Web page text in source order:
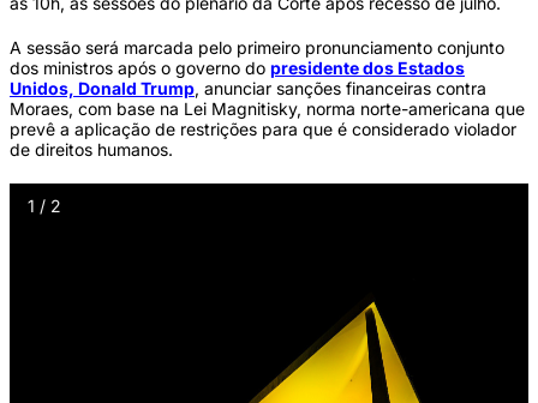
A sessão será marcada pelo primeiro pronunciamento conjunto
dos ministros após o governo do presidente dos Estados
Unidos, Donald Trump, anunciar sanções financeiras contra
Moraes, com base na Lei Magnitisky, norma norte-americana que
prevê a aplicação de restrições para que é considerado violador
de direitos humanos.
1 / 2